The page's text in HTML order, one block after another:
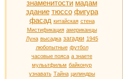
знаменитости мадам
здание тюссо фигура
фасад китайская стена
Мистификация американцы
Луна высадка загадки 1945
любопытные футбол
часовые пояса а знаете
мулььтфильм байконур
узнавать Тайна цилиндры